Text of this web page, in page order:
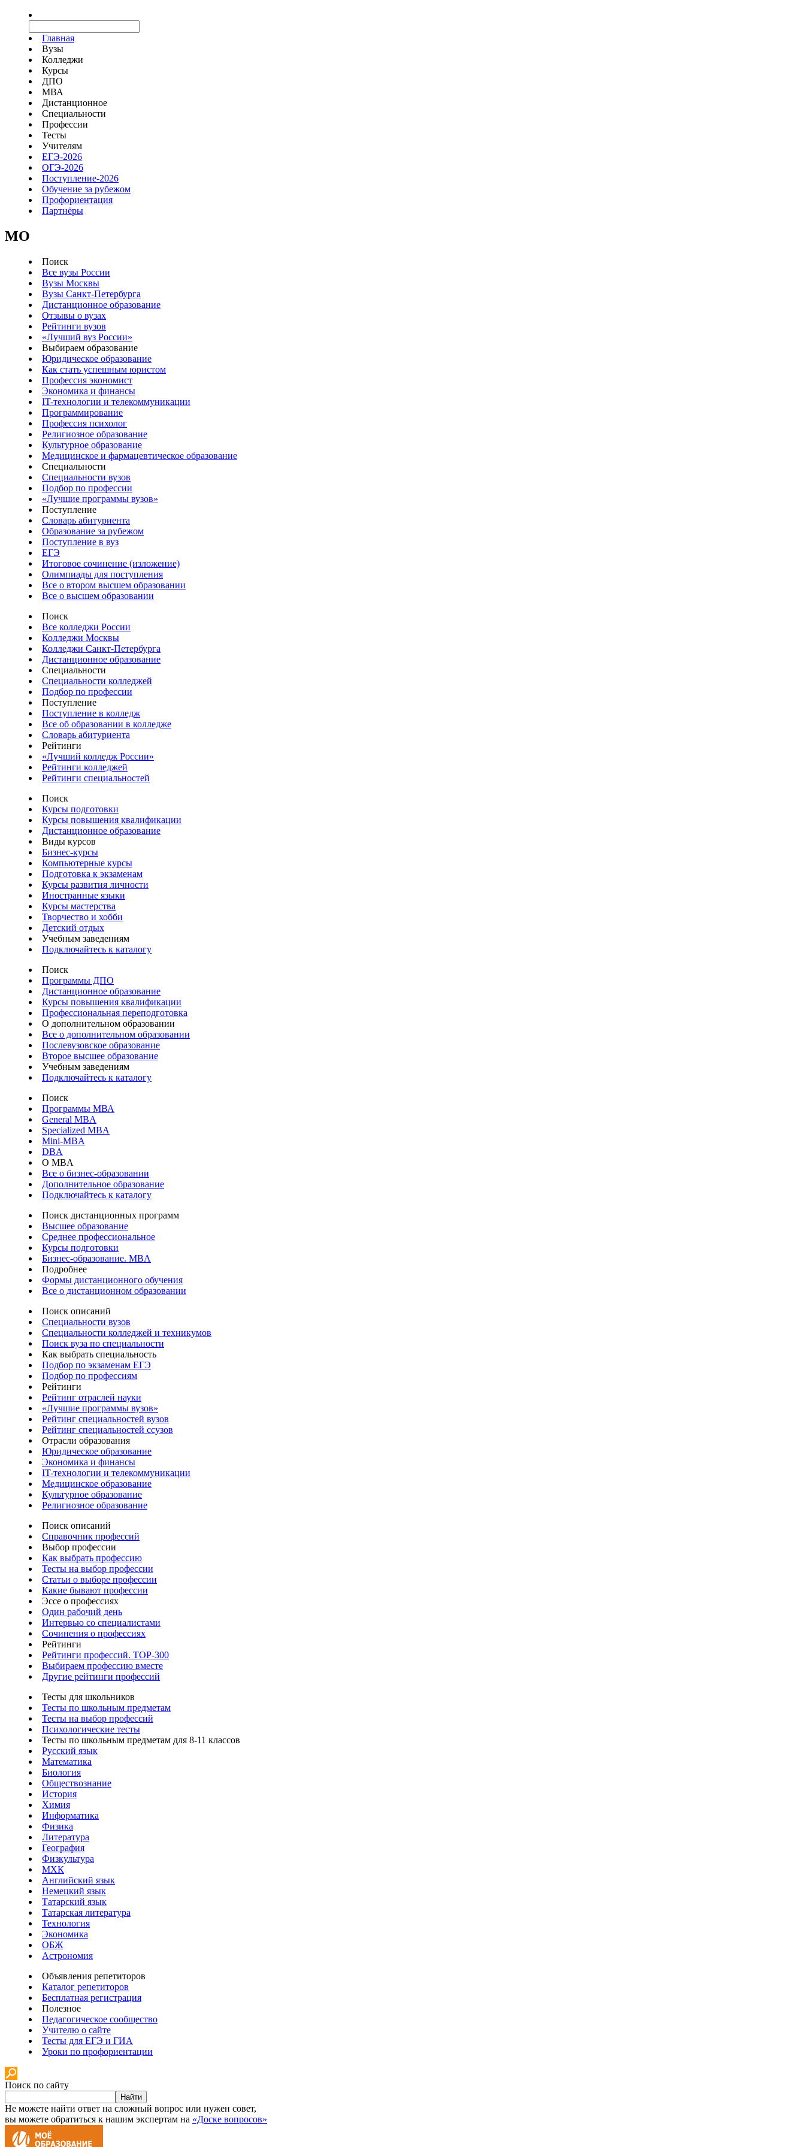
Главная
Вузы
Колледжи
Курсы
ДПО
МВА
Дистанционное
Специальности
Профессии
Тесты
Учителям
ЕГЭ-2026
ОГЭ-2026
Поступление-2026
Обучение за рубежом
Профориентация
Партнёры
MO
Поиск
Все вузы России
Вузы Москвы
Вузы Санкт-Петербурга
Дистанционное образование
Отзывы о вузах
Рейтинги вузов
«Лучший вуз России»
Выбираем образование
Юридическое образование
Как стать успешным юристом
Профессия экономист
Экономика и финансы
IT-технологии и телекоммуникации
Программирование
Профессия психолог
Религиозное образование
Культурное образование
Медицинское и фармацевтическое образование
Специальности
Специальности вузов
Подбор по профессии
«Лучшие программы вузов»
Поступление
Словарь абитуриента
Образование за рубежом
Поступление в вуз
ЕГЭ
Итоговое сочинение (изложение)
Олимпиады для поступления
Все о втором высшем образовании
Все о высшем образовании
Поиск
Все колледжи России
Колледжи Москвы
Колледжи Санкт-Петербурга
Дистанционное образование
Специальности
Специальности колледжей
Подбор по профессии
Поступление
Поступление в колледж
Все об образовании в колледже
Словарь абитуриента
Рейтинги
«Лучший колледж России»
Рейтинги колледжей
Рейтинги специальностей
Поиск
Курсы подготовки
Курсы повышения квалификации
Дистанционное образование
Виды курсов
Бизнес-курсы
Компьютерные курсы
Подготовка к экзаменам
Курсы развития личности
Иностранные языки
Курсы мастерства
Творчество и хобби
Детский отдых
Учебным заведениям
Подключайтесь к каталогу
Поиск
Программы ДПО
Дистанционное образование
Курсы повышения квалификации
Профессиональная переподготовка
О дополнительном образовании
Все о дополнительном образовании
Послевузовское образование
Второе высшее образование
Учебным заведениям
Подключайтесь к каталогу
Поиск
Программы МВА
General MBA
Specialized MBA
Mini-MBA
DBA
О MBA
Все о бизнес-образовании
Дополнительное образование
Подключайтесь к каталогу
Поиск дистанционных программ
Высшее образование
Среднее профессиональное
Курсы подготовки
Бизнес-образование. MBA
Подробнее
Формы дистанционного обучения
Все о дистанционном образовании
Поиск описаний
Специальности вузов
Специальности колледжей и техникумов
Поиск вуза по специальности
Как выбрать специальность
Подбор по экзаменам ЕГЭ
Подбор по профессиям
Рейтинги
Рейтинг отраслей науки
«Лучшие программы вузов»
Рейтинг специальностей вузов
Рейтинг специальностей ссузов
Отрасли образования
Юридическое образование
Экономика и финансы
IT-технологии и телекоммуникации
Медицинское образование
Культурное образование
Религиозное образование
Поиск описаний
Справочник профессий
Выбор профессии
Как выбрать профессию
Тесты на выбор профессии
Статьи о выборе профессии
Какие бывают профессии
Эссе о профессиях
Один рабочий день
Интервью со специалистами
Сочинения о профессиях
Рейтинги
Рейтинги профессий. TOP-300
Выбираем профессию вместе
Другие рейтинги профессий
Тесты для школьников
Тесты по школьным предметам
Тесты на выбор профессий
Психологические тесты
Тесты по школьным предметам для 8-11 классов
Русский язык
Математика
Биология
Обществознание
История
Химия
Информатика
Физика
Литература
География
Физкультура
МХК
Английский язык
Немецкий язык
Татарский язык
Татарская литература
Технология
Экономика
ОБЖ
Астрономия
Объявления репетиторов
Каталог репетиторов
Бесплатная регистрация
Полезное
Педагогическое сообщество
Учителю о сайте
Тесты для ЕГЭ и ГИА
Уроки по профориентации
Поиск по сайту
Найти
Не можете найти ответ на сложный вопрос или нужен совет,
вы можете обратиться к нашим экспертам на «Доске вопросов»